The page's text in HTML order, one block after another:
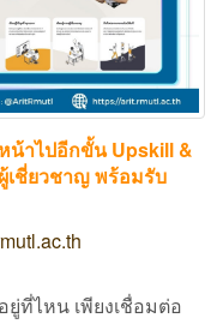
าไปอีกขั้น Upskill &
เชี่ยวชาญ พร้อมรับ
ที่ไหน เพียงเชื่อมต่อ